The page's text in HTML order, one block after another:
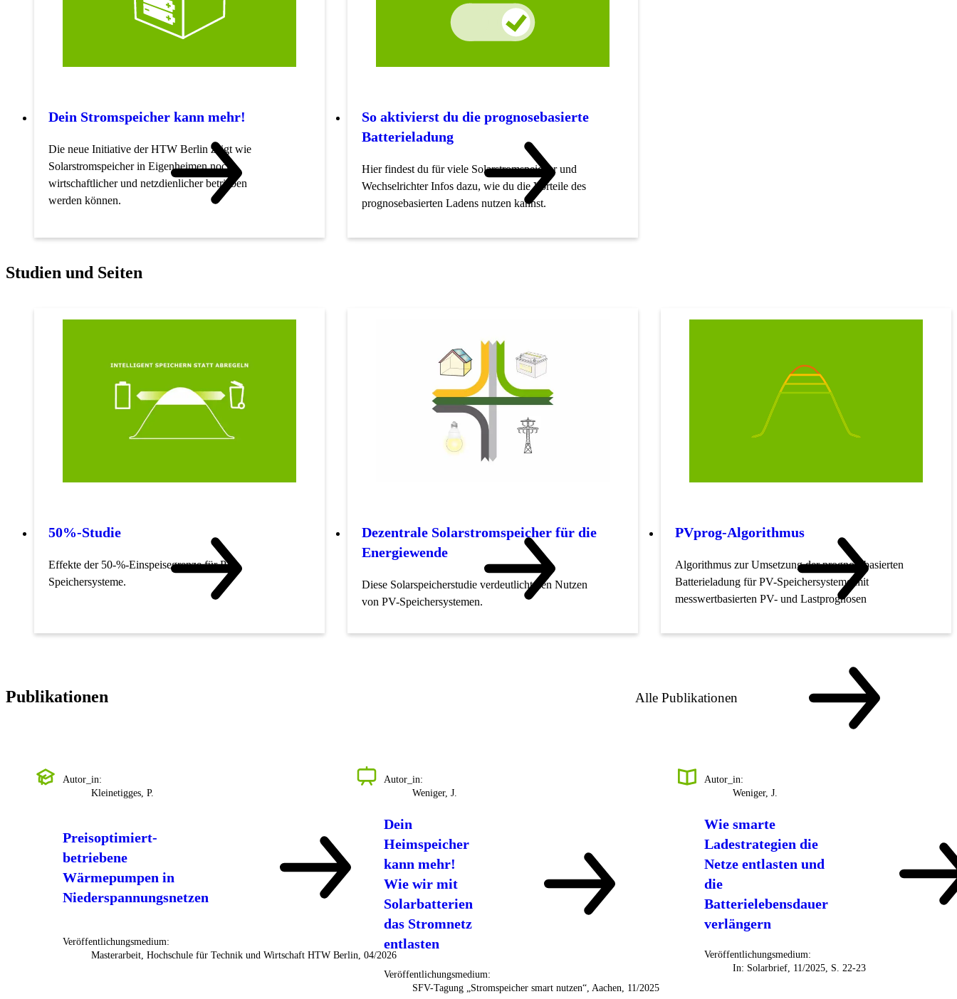
Dein Stromspeicher kann mehr!
Die neue Initiative der HTW Berlin zeigt wie
Solarstromspeicher in Eigenheimen noch
wirtschaftlicher und netzdienlicher betrieben
werden können.
So aktivierst du die prognosebasierte
Batterieladung
Hier findest du für viele Solarstromspeicher und
Wechselrichter Infos dazu, wie du die Vorteile des
prognosebasierten Ladens nutzen kannst.
Studien und Seiten
50%-Studie
Effekte der 50-%-Einspeisegrenze für PV-
Speichersysteme.
Dezentrale Solarstromspeicher für die
Energiewende
Diese Solarspeicherstudie verdeutlicht den Nutzen
von PV-Speichersystemen.
PVprog-Algorithmus
Algorithmus zur Umsetzung der prognosebasierten
Batterieladung für PV-Speichersysteme mit
messwertbasierten PV- und Lastprognosen
Publikationen
Autor_in:
Kleinetigges, P.
Preisoptimiert-
betriebene
Wärmepumpen in
Niederspannungsnetzen
Veröffentlichungsmedium:
Masterarbeit, Hochschule für Technik und Wirtschaft HTW Berlin, 04/2026
Autor_in:
Weniger, J.
Dein
Heimspeicher
kann mehr!
Wie wir mit
Solarbatterien
das Stromnetz
entlasten
Veröffentlichungsmedium:
SFV-Tagung „Stromspeicher smart nutzen“, Aachen, 11/2025
Autor_in:
Weniger, J.
Wie smarte
Ladestrategien die
Netze entlasten und
die
Batterielebensdauer
verlängern
Veröffentlichungsmedium:
In: Solarbrief, 11/2025, S. 22-23
Alle Publikationen